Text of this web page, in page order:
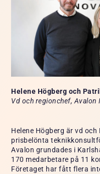
Helene Högberg och
Vd och regionchef, Avalon
Helene Högberg är vd
prisbelönta
Avalon grundades i
170 medarbetare på 11
Företaget har fått flera